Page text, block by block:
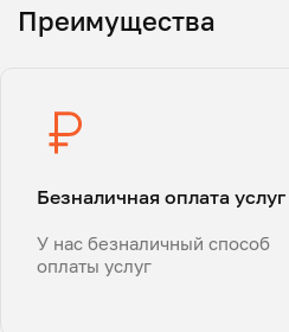
Преимущества
Безналичная оплата услуг
У нас безналичный способ
оплаты услуг